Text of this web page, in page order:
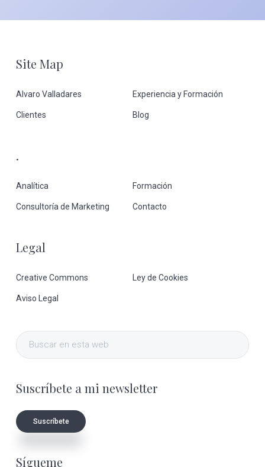
Footer
Site Map
Alvaro Valladares Experiencia y Formación
Clientes Blog
.
Analítica Formación
Consultoría de Marketing Contacto
Legal
Creative Commons Ley de Cookies
Aviso Legal
Buscar
en
web
Suscríbete a mi newsletter
Suscríbete
Sígueme